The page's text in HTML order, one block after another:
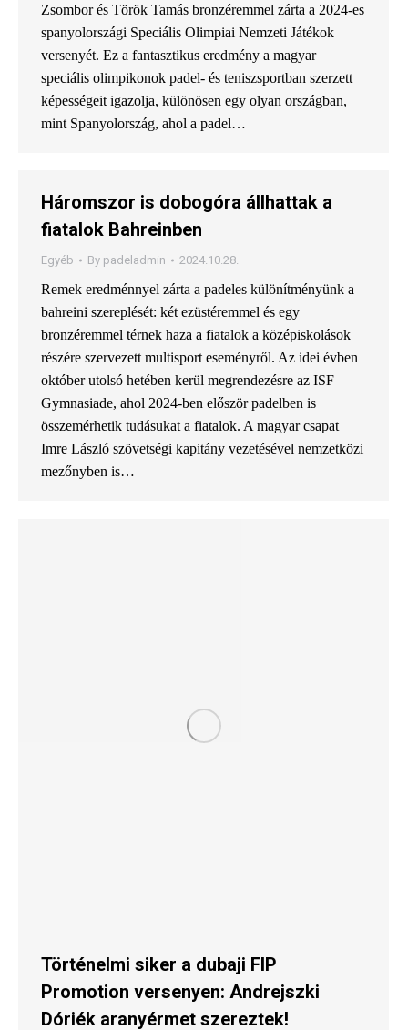
Zsombor és Török Tamás bronzéremmel zárta a 2024-es
spanyolországi Speciális Olimpiai Nemzeti Játékok
versenyét. Ez a fantasztikus eredmény a magyar
speciális olimpikonok padel- és teniszsportban szerzett
képességeit igazolja, különösen egy olyan országban,
mint Spanyolország, ahol a padel…
Háromszor is dobogóra állhattak a
fiatalok Bahreinben
Egyéb By padeladmin 2024.10.28.
Remek eredménnyel zárta a padeles különítményünk a
bahreini szereplését: két ezüstéremmel és egy
bronzéremmel térnek haza a fiatalok a középiskolások
részére szervezett multisport eseményről. Az idei évben
október utolsó hetében kerül megrendezésre az ISF
Gymnasiade, ahol 2024-ben először padelben is
összemérhetik tudásukat a fiatalok. A magyar csapat
Imre László szövetségi kapitány vezetésével nemzetközi
mezőnyben is…
Történelmi siker a dubaji FIP
Promotion versenyen: Andrejszki
Dóriék aranyérmet szereztek!